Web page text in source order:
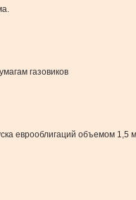
газовиков
еврооблигаций объемом 1,5